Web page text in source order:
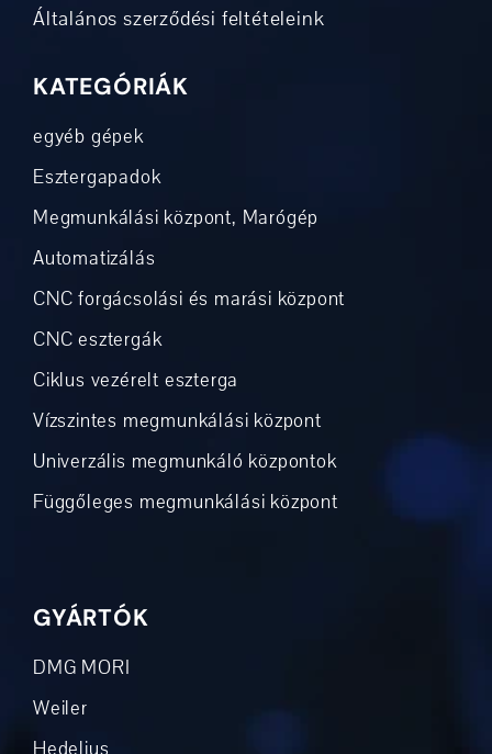
Általános szerződési feltételeink
KATEGÓRIÁK
egyéb gépek
Esztergapadok
Megmunkálási központ, Marógép
Automatizálás
CNC forgácsolási és marási központ
CNC esztergák
Ciklus vezérelt eszterga
Vízszintes megmunkálási központ
Univerzális megmunkáló központok
Függőleges megmunkálási központ
GYÁRTÓK
DMG MORI
Weiler